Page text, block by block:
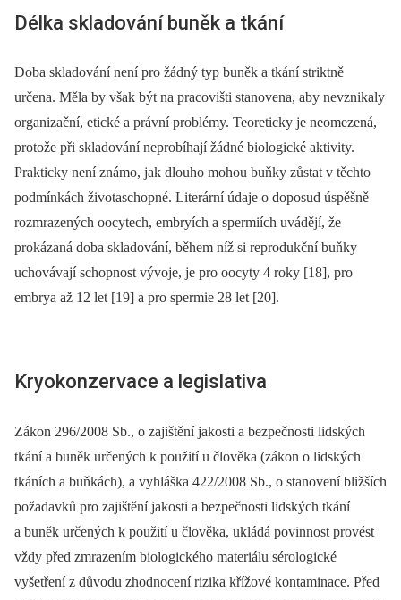
Délka skladování buněk a tkání
Doba skladování není pro žádný typ buněk a tkání striktně
určena. Měla by však být na pracovišti stanovena, aby nevznikaly
organizační, etické a právní problémy. Teoreticky je ne­omezená,
protože při skladování neprobíhají žádné biologické aktivity.
Prakticky není známo, jak dlouho mohou buňky zůstat v těchto
podmínkách životaschopné. Literární údaje o doposud úspěšně
rozmrazených oocytech, embryích a spermiích uvádějí, že
prokázaná doba skladování, během níž si reprodukční buňky
uchovávají schopnost vývoje, je pro oocyty 4 roky [18], pro
embrya až 12 let [19] a pro spermie 28 let [20].
Kryokonzervace a legislativa
Zákon 296/2008 Sb., o zajištění jakosti a bezpečnosti lidských
tkání a buněk určených k použití u člověka (zákon o lidských
tkáních a buňkách), a vyhláška 422/2008 Sb., o stanovení bližších
požadavků pro zajištění jakosti a bezpečnosti lidských tkání
a buněk určených k použití u člověka, ukládá povinnost provést
vždy před zmrazením biologického materiálu sérologické
vyšetření z důvodu zhodnocení rizika křížové kontaminace. Před